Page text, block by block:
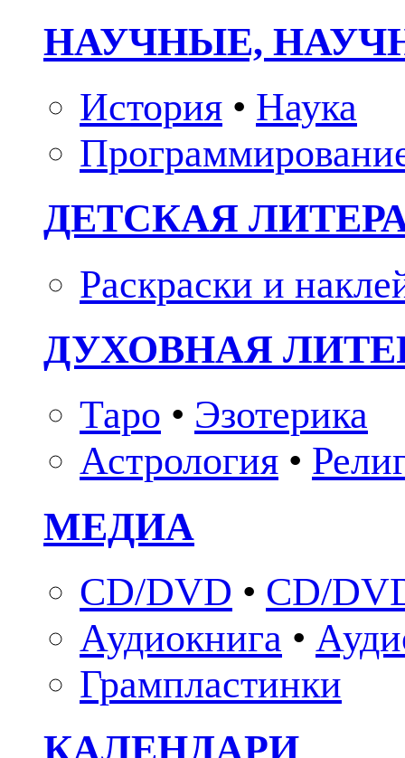
НАУЧНЫЕ,
История • Наука
ДЕТСКАЯ
Раскраски и
ДУХОВНАЯ
Таро • Эзотерика
Астрология •
МЕДИА
CD/DVD • CD/
Аудиокнига •
Грампластинки